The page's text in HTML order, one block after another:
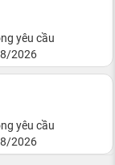
yêu cầu
2026
yêu cầu
2026